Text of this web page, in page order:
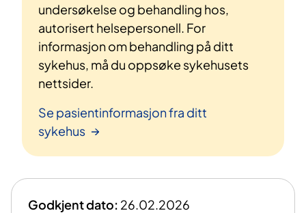
undersøkelse og behandling hos,
autorisert helsepersonell. For
informasjon om behandling på ditt
sykehus, må du oppsøke sykehusets
nettsider.
Se pasientinformasjon fra ditt
sykehus
Godkjent dato: 26.02.2026